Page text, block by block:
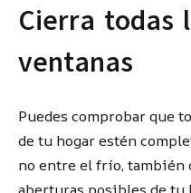
Cierra todas
ventanas
Puedes comprobar que
de tu hogar estén
no entre el frío, también